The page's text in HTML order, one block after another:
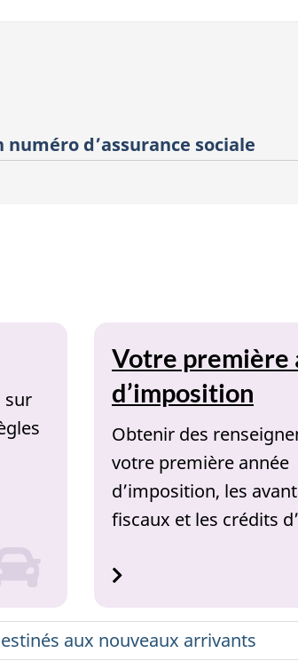
d’assurance sociale
sur
Votre première
d’imposition
Obtenir des
votre première année
d’imposition, les
fiscaux et les crédits
aux nouveaux arrivants